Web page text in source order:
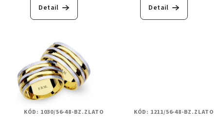
Detail Detail
KÓD: 1030/56-48-BZ.ZLATO KÓD: 1211/56-48-BZ.ZLATO